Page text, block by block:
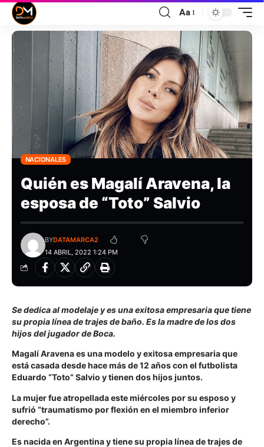
Aa
NACIONALES
Quién es Magalí Aravena, la
esposa de “Toto” Salvio
14 ABRIL, 2022 1:24 PM
BYDATAMARCA2
Se dedica al modelaje y es una exitosa empresaria que tiene
su propia línea de trajes de baño. Es la madre de los dos
hijos del jugador de Boca.
Magalí Aravena es una modelo y exitosa empresaria que
está casada desde hace más de 12 años con el futbolista
Eduardo “Toto” Salvio y tienen dos hijos juntos.
La mujer fue atropellada este miércoles por su esposo y
sufrió “traumatismo por flexión en el miembro inferior
derecho”.
Es nacida en Argentina y tiene su propia línea de trajes de